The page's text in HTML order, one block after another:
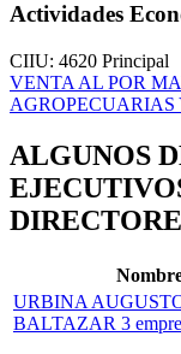
Actividades
CIIU: 4620 Principal
VENTA AL POR
ALGUNOS
URBINA
BALTAZAR 3